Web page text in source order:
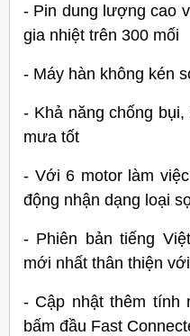
- Pin dung lượng cao
gia nhiệt trên 300 mối
- Máy hàn không kén
- Khả năng chống
mưa tốt
- Với 6 motor làm
động nhận dạng loại
- Phiên bản tiếng
mới nhất thân thiện
- Cập nhật thêm tính
bấm đầu Fast